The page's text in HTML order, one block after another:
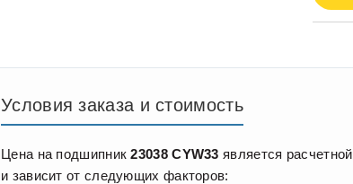
Условия заказа и стоимость
Цена на подшипник23038 CYW33 является расчетной
и зависит от следующих факторов: